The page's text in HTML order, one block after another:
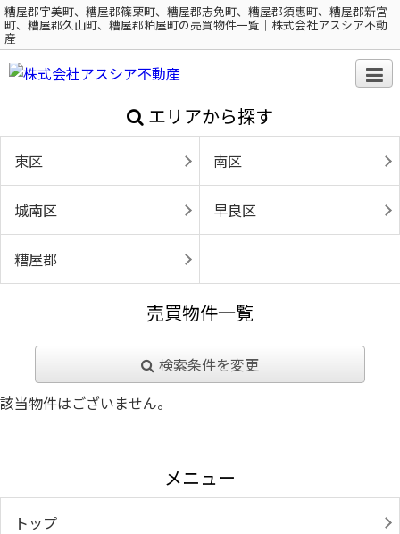
糟屋郡宇美町、糟屋郡篠栗町、糟屋郡志免町、糟屋郡須惠町、糟屋郡新宮
町、糟屋郡久山町、糟屋郡粕屋町の売買物件一覧｜株式会社アスシア不動
産
エリアから探す
東区 南区
城南区 早良区
糟屋郡
売買物件一覧
検索条件を変更
該当物件はございません。
メニュー
トップ